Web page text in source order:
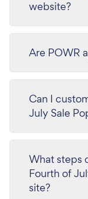
website?
Are POWR
Can I
July Sale
What steps
Fourth of
site?